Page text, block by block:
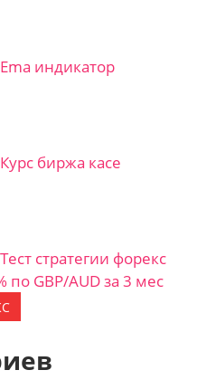
Ema индикатор
Курс биржа касе
Тест стратегии форекс
по GBP/AUD за 3 мес